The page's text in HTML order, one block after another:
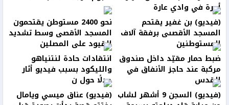
أجرة في وادي عارة
(فيديو) بن غفير يقتحم
المسجد الأقصىى برفقة آلاف
المستوطنين
نحو 2400 مستوطن يقتحمون
المسجد الأقصى وسط تشديد
القيود على المصلين
ضبط حمار مقيّد داخل صندوق
مركبة عند حاجز الأنفاق في
القدس
انتقادات حادة لنتنياهو
والليكود بسبب فيديو أثار
جدلًا حول ن
(فيديو) السجن 9 أشهر لشاب (فيديو) عناق ميسي ويامال